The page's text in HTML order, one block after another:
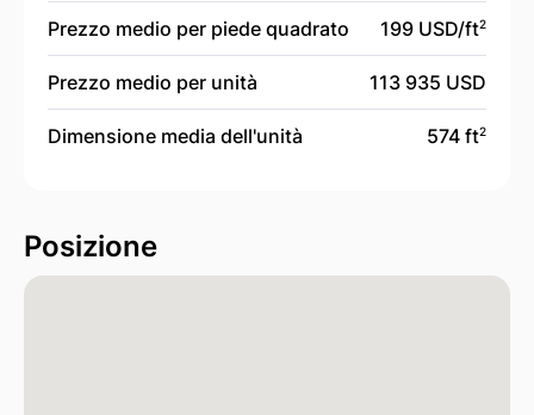
Prezzo medio per piede quadrato 199 USD/ft2
Prezzo medio per unità 113 935 USD
Dimensione media dell'unità 574 ft2
Posizione